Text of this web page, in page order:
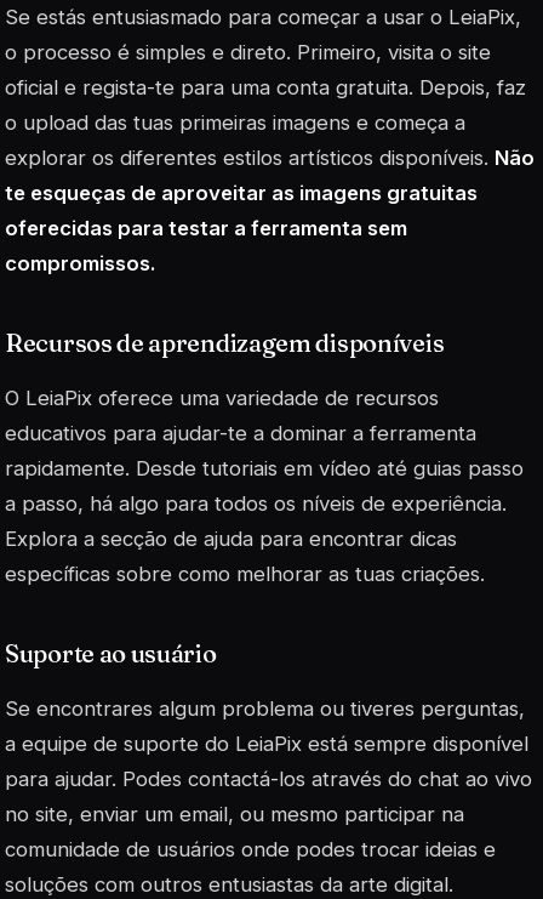
Se estás entusiasmado para começar a usar o LeiaPix,
o processo é simples e direto. Primeiro, visita o site
oficial e regista-te para uma conta gratuita. Depois, faz
o upload das tuas primeiras imagens e começa a
explorar os diferentes estilos artísticos disponíveis. Não
te esqueças de aproveitar as imagens gratuitas
oferecidas para testar a ferramenta sem
compromissos.
Recursos de aprendizagem disponíveis
O LeiaPix oferece uma variedade de recursos
educativos para ajudar-te a dominar a ferramenta
rapidamente. Desde tutoriais em vídeo até guias passo
a passo, há algo para todos os níveis de experiência.
Explora a secção de ajuda para encontrar dicas
específicas sobre como melhorar as tuas criações.
Suporte ao usuário
Se encontrares algum problema ou tiveres perguntas,
a equipe de suporte do LeiaPix está sempre disponível
para ajudar. Podes contactá-los através do chat ao vivo
no site, enviar um email, ou mesmo participar na
comunidade de usuários onde podes trocar ideias e
soluções com outros entusiastas da arte digital.